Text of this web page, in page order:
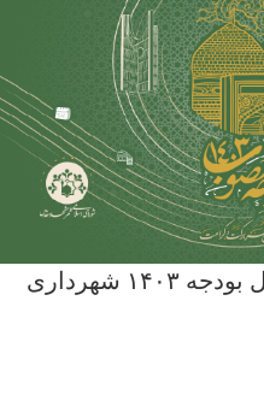
متن کامل، جزئیات و تحلیل بودجه ۱۴۰۳ شهرداری